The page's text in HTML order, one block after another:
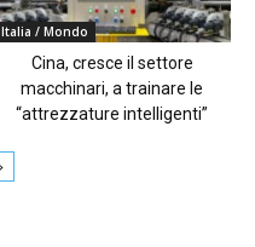
Italia / Mondo
Cina, cresce il settore
macchinari, a trainare le
“attrezzature intelligenti”